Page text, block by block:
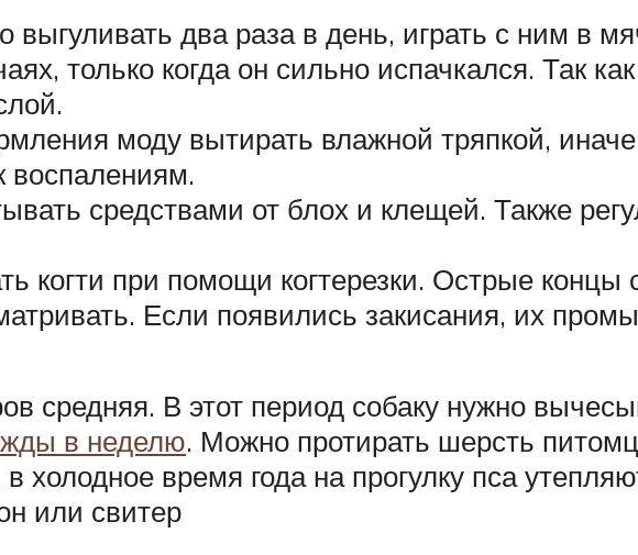
два раза в день, играть с ним в
только когда он сильно испачкался. Так
моду вытирать влажной тряпкой,
воспалениям.
средствами от блох и клещей. Также
когти при помощи когтерезки. Острые концы
Если появились закисания, их
средняя. В этот период собаку нужно
в неделю. Можно протирать шерсть
холодное время года на прогулку пса
или свитер